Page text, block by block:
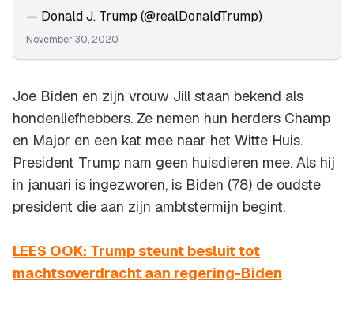
— Donald J. Trump (@realDonaldTrump)
November 30, 2020
Joe Biden en zijn vrouw Jill staan ​​bekend als
hondenliefhebbers. Ze nemen hun herders Champ
en Major en een kat mee naar het Witte Huis.
President Trump nam geen huisdieren mee. Als hij
in januari is ingezworen, is Biden (78) de oudste
president die aan zijn ambtstermijn begint.
LEES OOK: Trump steunt besluit tot
machtsoverdracht aan regering-Biden